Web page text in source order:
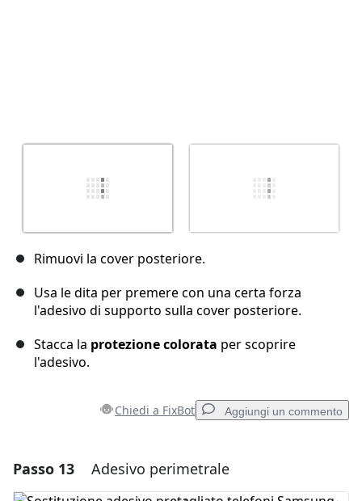
Rimuovi la cover posteriore.
Usa le dita per premere con una certa forza
l'adesivo di supporto sulla cover posteriore.
Stacca la protezione colorata per scoprire
l'adesivo.
Chiedi a FixBot Aggiungi un commento
Aggiungi un commento
Passo 13 Adesivo perimetrale